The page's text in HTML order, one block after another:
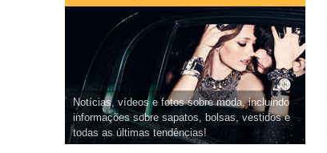
Notícias, vídeos e fotos sobre moda, incluindo
informações sobre sapatos, bolsas, vestidos e
todas as últimas tendências!